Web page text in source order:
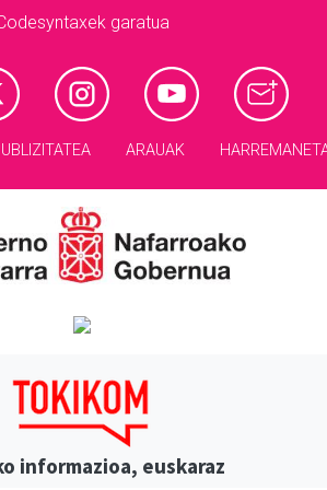
garatua
ARAUAK
informazioa, euskaraz